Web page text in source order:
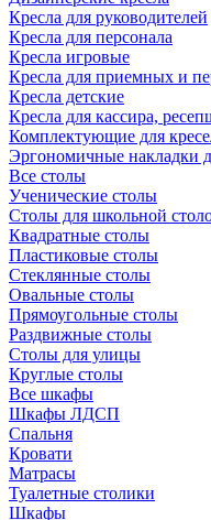
Кресла для руководителей
Кресла для персонала
Кресла игровые
Кресла для приемных и
Кресла детские
Кресла для кассира,
Комплектующие для
Эргономичные накладки
Все столы
Ученические столы
Столы для школьной
Квадратные столы
Пластиковые столы
Стеклянные столы
Овальные столы
Прямоугольные столы
Раздвижные столы
Столы для улицы
Круглые столы
Все шкафы
Шкафы ЛДСП
Спальня
Кровати
Матрасы
Туалетные столики
Шкафы